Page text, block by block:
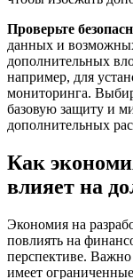
Проверьте
данных и
дополнительных
например, для
мониторинга.
базовую защиту и
дополнительных
Как
влияет на
Экономия на
повлиять на
перспективе.
имеет